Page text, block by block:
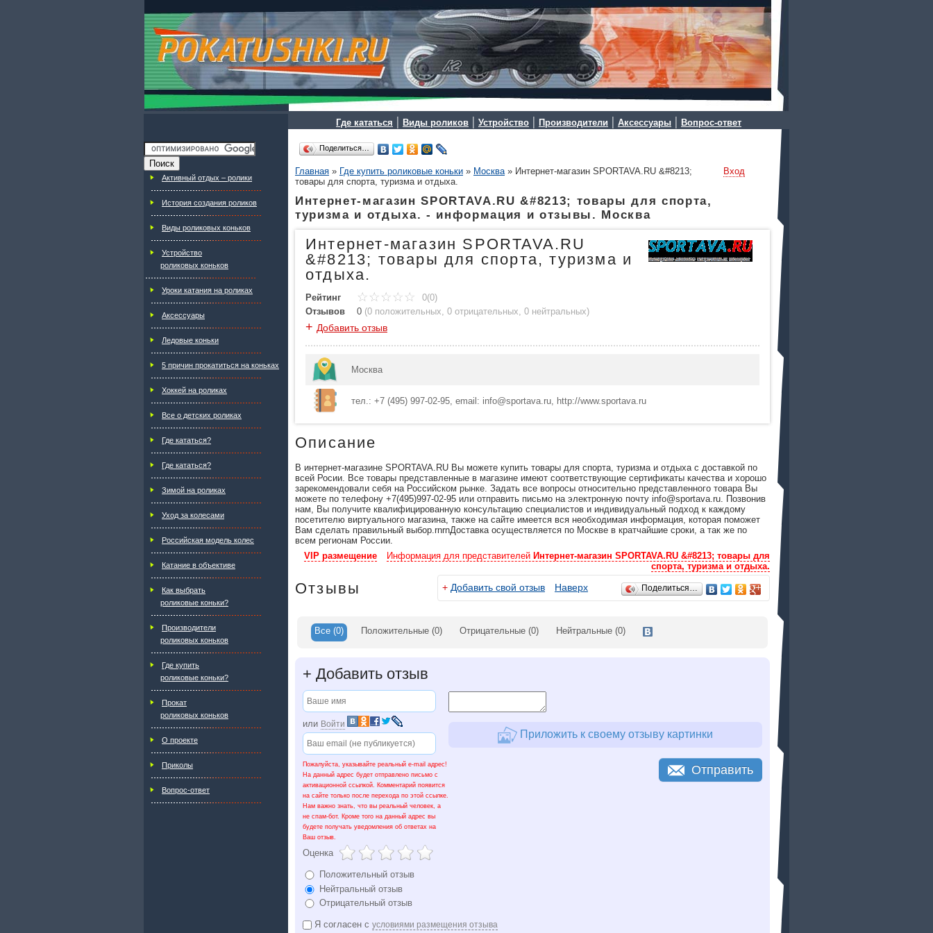
Где кататься | Виды роликов | Устройство | Производители | Аксессуары | Вопрос-ответ
Активный отдых – ролики
История создания роликов
Виды роликовых коньков
Устройство
роликовых коньков
Уроки катания на роликах
Аксессуары
Ледовые коньки
5 причин прокатиться на коньках
Хоккей на роликах
Все о детских роликах
Где кататься?
Где кататься?
Зимой на роликах
Уход за колесами
Российская модель колес
Катание в объективе
Как выбрать
роликовые коньки?
Производители
роликовых коньков
Где купить
роликовые коньки?
Прокат
роликовых коньков
О проекте
Приколы
Вопрос-ответ
Поделиться…
Главная » Где купить роликовые коньки » Москва» Интернет-магазин SPORTAVA.RU &#8213;
товары для спорта, туризма и отдыха.
Вход
Интернет-магазин SPORTAVA.RU &#8213; товары для спорта,
туризма и отдыха. - информация и отзывы. Москва
Интернет-магазин SPORTAVA.RU
&#8213; товары для спорта, туризма и
отдыха.
Рейтинг
0(0)
Отзывов
0 (0 положительных, 0 отрицательных, 0 нейтральных)
+ Добавить отзыв
Москва
тел.: +7 (495) 997-02-95, email: info@sportava.ru, http://www.sportava.ru
Описание
В интернет-магазине SPORTAVA.RU Вы можете купить товары для спорта, туризма и отдыха с доставкой по
всей Росии. Все товары представленные в магазине имеют соответствующие сертификаты качества и хорошо
зарекомендовали себя на Российском рынке. Задать все вопросы относительно представленного товара Вы
можете по телефону +7(495)997-02-95 или отправить письмо на электронную почту info@sportava.ru. Позвонив
нам, Вы получите квалифицированную консультацию специалистов и индивидуальный подход к каждому
посетителю виртуального магазина, также на сайте имеется вся необходимая информация, которая поможет
Вам сделать правильный выбор.rnrnДоставка осуществляется по Москве в кратчайшие сроки, а так же по
всем регионам России.
VIP размещение
Информация для представителей Интернет-магазин SPORTAVA.RU &#8213; товары для
спорта, туризма и отдыха.
Отзывы + Добавить свой отзыв Наверх Поделиться…
Все (0) Положительные(0) Отрицательные(0) Нейтральные(0)
+ Добавить отзыв
или Войти
Пожалуйста, указывайте реальный e-mail адрес!
На данный адрес будет отправлено письмо с
активационной ссылкой. Комментарий появится
на сайте только после перехода по этой ссылке.
Нам важно знать, что вы реальный человек, а
не спам-бот. Кроме того на данный адрес вы
будете получать уведомления об ответах на
Ваш отзыв.
Оценка
Положительный отзыв
Нейтральный отзыв
Отрицательный отзыв
Приложить к своему отзыву картинки
Я согласен с условиями размещения отзыва
Отправить